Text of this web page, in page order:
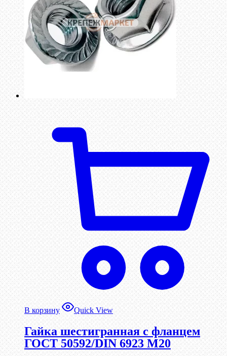
В корзину Quick View
Гайка шестигранная с фланцем
ГОСТ 50592/DIN 6923 М20